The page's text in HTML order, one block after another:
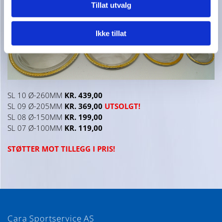
Tillat utvalg
Ikke tillat
SL 10 Ø-260MM KR. 439,00
SL 09 Ø-205MM KR. 369,00 UTSOLGT!
SL 08 Ø-150MM KR. 199,00
SL 07 Ø-100MM KR. 119,00
STØTTER MOT TILLEGG I PRIS!
Cara Sportservice AS